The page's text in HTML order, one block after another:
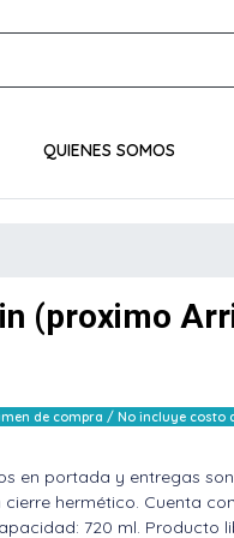
QUIENES SOMOS
(proximo
de compra / No incluye costo
en portada y entregas
cierre hermético. Cuenta
720 ml. Producto